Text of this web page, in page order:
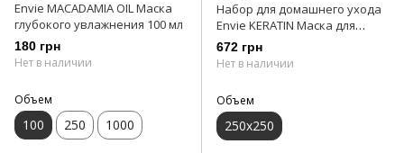
Envie MACADAMIA OIL Маска
глубокого увлажнения 100 мл
180 грн
Нет в наличии
Объем
100 250 1000
Набор для домашнего ухода
Envie KERATIN Маска для
сохранения цвета 250 мл +
Envie KERATIN Шампунь для
672 грн
Нет в наличии
Объем
250х250